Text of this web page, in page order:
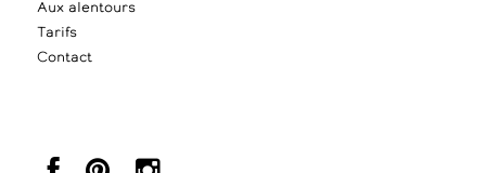
Aux alentours
Tarifs
Contact